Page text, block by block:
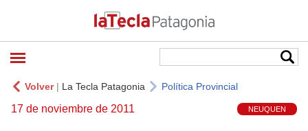
Volver| La Tecla Patagonia Política Provincial
17 de noviembre de 2011 NEUQUEN